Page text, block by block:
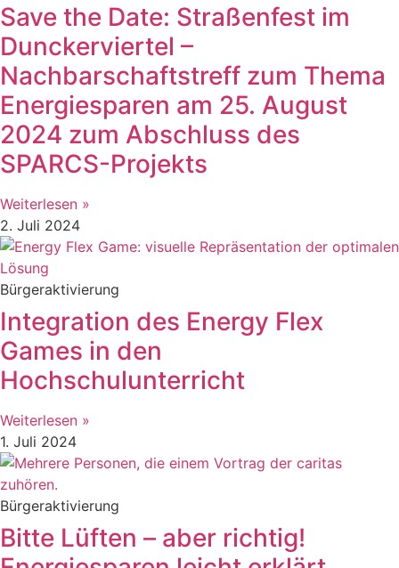
Save the Date: Straßenfest im
Dunckerviertel –
Nachbarschaftstreff zum Thema
Energiesparen am 25. August
2024 zum Abschluss des
SPARCS-Projekts
Weiterlesen »
2. Juli 2024
Bürgeraktivierung
Integration des Energy Flex
Games in den
Hochschulunterricht
Weiterlesen »
1. Juli 2024
Bürgeraktivierung
Bitte Lüften – aber richtig!